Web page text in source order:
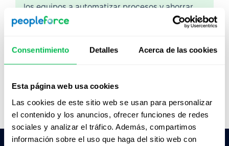
Consentimiento Detalles Acerca de las cookies
Esta página web usa cookies
Las cookies de este sitio web se usan para personalizar
el contenido y los anuncios, ofrecer funciones de redes
sociales y analizar el tráfico. Además, compartimos
información sobre el uso que haga del sitio web con
los equipos a automatizar procesos y ahorrar
hasta 80 horas al mes.
Ver demo en vivo